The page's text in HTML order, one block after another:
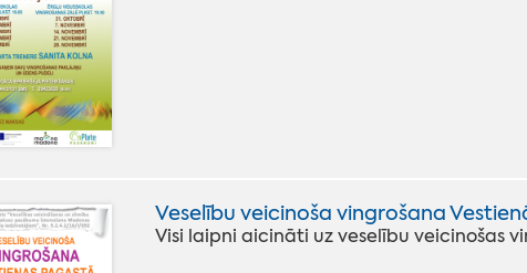
Veselību veicinoša vingrošana
Visi laipni aicināti uz veselību veicinošas